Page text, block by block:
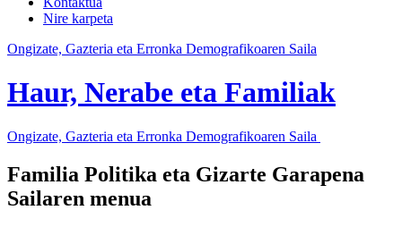
Nire karpeta
Ongizate, Gazteria eta Erronka Demografikoaren Saila
Haur, Nerabe eta Familiak
Ongizate, Gazteria eta Erronka Demografikoaren Saila
Familia Politika eta Gizarte Garapena
Sailaren menua